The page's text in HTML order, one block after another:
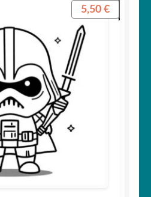
5,50 €